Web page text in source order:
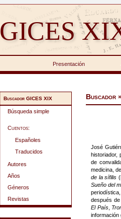
GICES
Presentación
Buscador GICES XIX
Búsqueda simple
Cuentos:
Españoles
Traducidos
Autores
Años
Géneros
Revistas
Buscador
José
historiador,
de
medicina,
de la sífilis
Sueño del
después de
El País,
información